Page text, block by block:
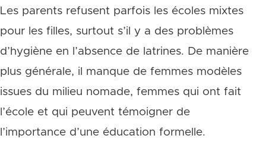
Les parents refusent parfois les écoles mixtes
pour les filles, surtout s’il y a des problèmes
d’hygiène en l’absence de latrines. De manière
plus générale, il manque de femmes modèles
issues du milieu nomade, femmes qui ont fait
l’école et qui peuvent témoigner de
l’importance d’une éducation formelle.